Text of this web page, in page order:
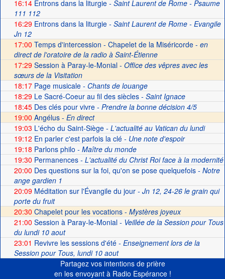
16:14 Entrons dans la liturgie - Saint Laurent de Rome - Psaume
111 112
16:29 Entrons dans la liturgie - Saint Laurent de Rome - Evangile
Jn 12
17:00 Temps d'intercession - Chapelet de la Miséricorde - en
direct de l'oratoire de la radio à Saint-Étienne
17:29 Session à Paray-le-Monial - Office des vêpres avec les
sœurs de la Visitation
18:17 Page musicale - Chants de louange
18:29 Le Sacré-Coeur au fil des siècles - Saint Ignace
18:45 Des clés pour vivre - Prendre la bonne décision 4/5
19:00 Angélus - En direct
19:03 L'écho du Saint-Siège - L'actualité au Vatican du lundi
19:12 En parler c'est parfois la clé - Une note d'espoir
19:18 Parlons philo - Maître du monde
19:30 Permanences - L'actualité du Christ Roi face à la modernité
20:00 Des questions sur la foi, qu'on se pose quelquefois - Notre
ange gardien 1
20:09 Méditation sur l'Évangile du jour - Jn 12, 24-26 le grain qui
porte du fruit
20:30 Chapelet pour les vocations - Mystères joyeux
21:00 Session à Paray-le-Monial - Veillée de la Session pour Tous
du lundi 10 aout
23:01 Revivre les sessions d'été - Enseignement lors de la
Session pour Tous, lundi 10 aout
Partagez vos intentions de prière
en les envoyant à Radio Espérance !